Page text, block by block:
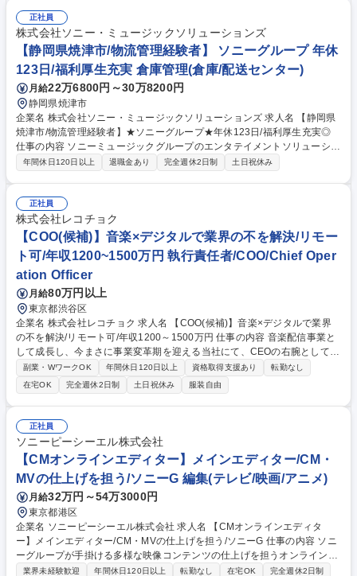
の窓口対応・出荷調整■出荷作業の改善活動業務 【入社後の流れ】配属後
は専属の教育担当がつき、お持ちのスキルに合わせてできることから少し
ずつお任せしていきます。出荷トラブルや作業の遅れなどの問題が起きた
時には、全社で協力しながら解決に向かって動いていきます。 募集職種
【静岡県焼津市/物流管理】★ソニーグループ★年間休日123日/福利厚生充
実◎
正社員
株式会社ソニー・ミュージックソリューションズ
【静岡県焼津市/物流管理経験者】 ソニーグループ 年休
123日/福利厚生充実 倉庫管理(倉庫/配送センター)
月給22万6800円～30万8200円
静岡県焼津市
企業名 株式会社ソニー・ミュージックソリューションズ 求人名 【静岡県
焼津市/物流管理経験者】★ソニーグループ★年休123日/福利厚生充実◎
仕事の内容 ソニーミュージックグループのエンタテイメントソリューショ
ン事業を担う当社にて、物流管理業務をお任せ致します。ゆくゆくは社内
■日々の出荷進捗管理業務や、物流出荷計画の作成■商品取扱メーカーの窓
口対応・出荷調整■出荷作業の改善活動業務 【入社後の流れ】配属後は専
属の教育担当がつき、お持ちのスキルに合わせてできることから少しずつ
お任せしていきます。出荷トラブルや作業の遅れなどの問題が起きた時に
は、全社で協力しながら解決に向かって動いていきます。 募集職種 【静
岡県焼津市/物流管理経験者】★ソニーグループ★年休123日/福利厚生充実
◎
年間休日120日以上 退職金あり 完全週休2日制 土日祝休み
正社員
株式会社レコチョク
【COO(候補)】音楽×デジタルで業界の不を解決/リモー
ト可/年収1200~1500万円 執行責任者/COO/Chief Oper
ation Officer
月給80万円以上
東京都渋谷区
企業名 株式会社レコチョク 求人名 【COO(候補)】音楽×デジタルで業界
の不を解決/リモート可/年収1200～1500万円 仕事の内容 音楽配信事業と
して成長し、今まさに事業変革期を迎える当社にて、CEOの右腕として、
音楽配信・BtoBソリューション各事業の戦略策定からシステム、コーポレ
ートの統括まで全社を牽引いただきます。 【業務詳細】■事業、システ
ム、コーポレート各部門の進捗管理、および目標達成に向けた指示■各事
業のグロース戦略策定と実行■経営層と連携し、事業計画や成長実現に向
けたマーケティング及びプロモーション戦略の提案と実行■各領域の役
員・部長クラスとの密な連携とマネジメント■全社的なKPI設計、予実管
理、および課題解決のリード■CEOの意思決定を支援するための情報収
集、分析、レポーティング 等 募集職種 【COO(候補)】音楽×デジタルで
業界の不を解決/リモート可/年収1200～1500万円
副業・WワークOK 年間休日120日以上 資格取得支援あり
転勤なし
在宅OK
完全週休2日制 土日祝休み 服装自由
正社員
ソニーピーシーエル株式会社
【CMオンラインエディター】メインエディター/CM・
MVの仕上げを担う/ソニーG 編集(テレビ/映画/アニメ)
月給32万円～54万3000円
東京都港区
企業名 ソニーピーシーエル株式会社 求人名 【CMオンラインエディタ
ー】メインエディター/CM・MVの仕上げを担う/ソニーG 仕事の内容 ソニ
ーグループが手掛ける多様な映像コンテンツの仕上げを担うオンライン編
集業務全般をお任せします。※CM（コマーシャル）・MV（ミュージック
業界未経験歓迎 年間休日120日以上 転勤なし 在宅OK
完全週休2日制